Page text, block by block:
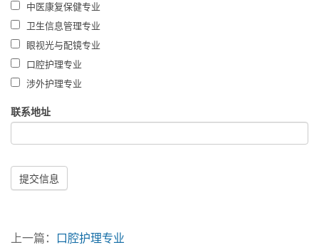
中医康复保健专业
卫生信息管理专业
眼视光与配镜专业
口腔护理专业
涉外护理专业
联系地址
提交信息
上一篇： 口腔护理专业